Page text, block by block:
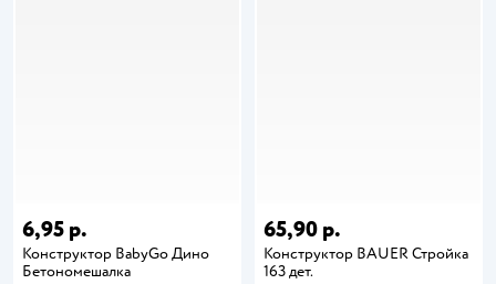
6,95 р.
Конструктор BabyGo Дино
Бетономешалка
65,90 р.
Конструктор BAUER Стройка
163 дет.